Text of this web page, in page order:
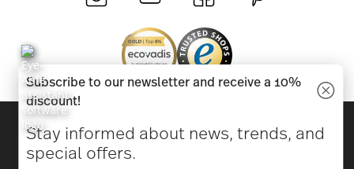
Beauty & functionality for your home
Subscribe to our newsletter and receive a 10%
discount!
Stay informed about news, trends, and
special offers.